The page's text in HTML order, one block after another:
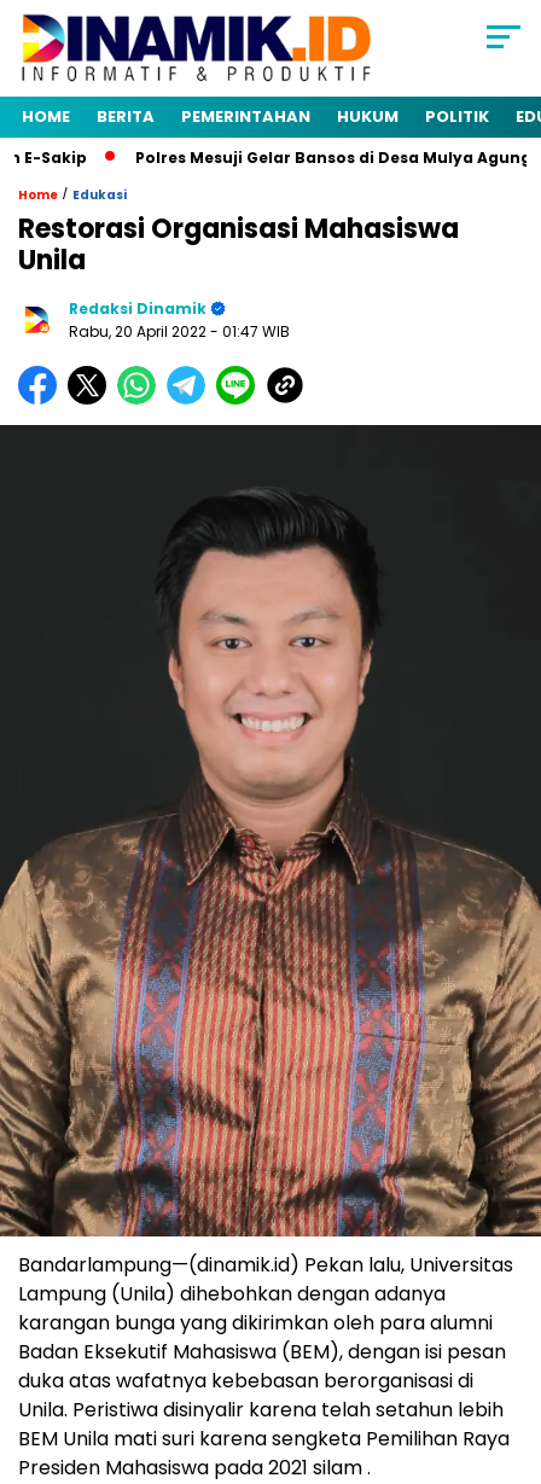
HOME BERITA PEMERINTAHAN HUKUM POLITIK
Polres Mesuji Gelar Bansos di Desa Mulya Agung,
Home / Edukasi
Restorasi Organisasi Mahasiswa
Unila
Redaksi Dinamik
Rabu, 20 April 2022- 01:47 WIB
Bandarlampung—(dinamik.id) Pekan lalu, Universitas
Lampung (Unila) dihebohkan dengan adanya
karangan bunga yang dikirimkan oleh para alumni
Badan Eksekutif Mahasiswa (BEM), dengan isi pesan
duka atas wafatnya kebebasan berorganisasi di
Unila. Peristiwa disinyalir karena telah setahun lebih
BEM Unila mati suri karena sengketa Pemilihan Raya
Presiden Mahasiswa pada 2021 silam .